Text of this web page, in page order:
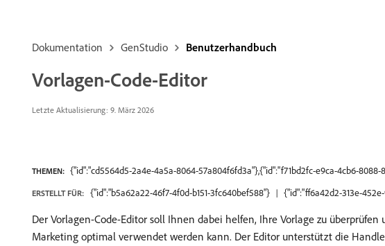
Dokumentation GenStudio Benutzerhandbuch
Vorlagen-Code-Editor
Letzte Aktualisierung: 9. März 2026
THEMEN: {"id":"cd5564d5-2a4e-4a5a-8064-57a804f6fd3a"},{"id":"f71bd2fc-e9ca-4cb6-8088-
ERSTELLT FÜR: {"id":"b5a62a22-46f7-4f0d-b151-3fc640bef588"} {"id":"ff6a42d2-313e-
Der Vorlagen-Code-Editor soll Ihnen dabei helfen, Ihre Vorlage zu
Marketing optimal verwendet werden kann. Der Editor unterstützt die